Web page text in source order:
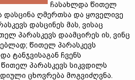
ჩასახლდა წითელ
დასცინა ღმერთსა და ყოველივე
დასცინეს მას, ვისაც
პარასკევს დაამცირეს ის, ვინც
წითელ პარასკევს
ტანჯვისაგან ჩვენს
პარასკევს სიკვდილს
ცხოვრება მოგვიძღვნა.